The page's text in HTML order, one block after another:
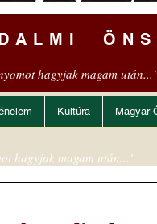
hagyjak magam után..."
Kultúra Magyar
hagyjak magam után..."